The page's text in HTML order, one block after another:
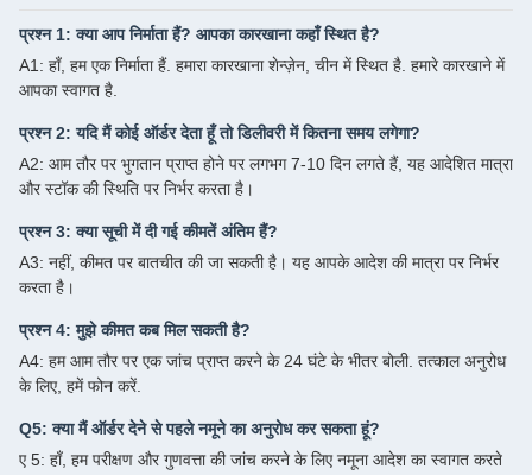
प्रश्न 1: क्या आप निर्माता हैं? आपका कारखाना कहाँ स्थित है?
A1: हाँ, हम एक निर्माता हैं. हमारा कारखाना शेन्ज़ेन, चीन में स्थित है. हमारे कारखाने में
आपका स्वागत है.
प्रश्न 2: यदि मैं कोई ऑर्डर देता हूँ तो डिलीवरी में कितना समय लगेगा?
A2: आम तौर पर भुगतान प्राप्त होने पर लगभग 7-10 दिन लगते हैं, यह आदेशित मात्रा
और स्टॉक की स्थिति पर निर्भर करता है।
प्रश्न 3: क्या सूची में दी गई कीमतें अंतिम हैं?
A3: नहीं, कीमत पर बातचीत की जा सकती है। यह आपके आदेश की मात्रा पर निर्भर
करता है।
प्रश्न 4: मुझे कीमत कब मिल सकती है?
A4: हम आम तौर पर एक जांच प्राप्त करने के 24 घंटे के भीतर बोली. तत्काल अनुरोध
के लिए, हमें फोन करें.
Q5: क्या मैं ऑर्डर देने से पहले नमूने का अनुरोध कर सकता हूं?
ए 5: हाँ, हम परीक्षण और गुणवत्ता की जांच करने के लिए नमूना आदेश का स्वागत करते